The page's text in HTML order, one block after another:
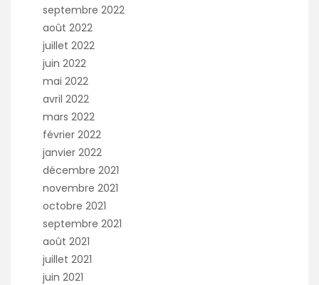
septembre 2022
août 2022
juillet 2022
juin 2022
mai 2022
avril 2022
mars 2022
février 2022
janvier 2022
décembre 2021
novembre 2021
octobre 2021
septembre 2021
août 2021
juillet 2021
juin 2021